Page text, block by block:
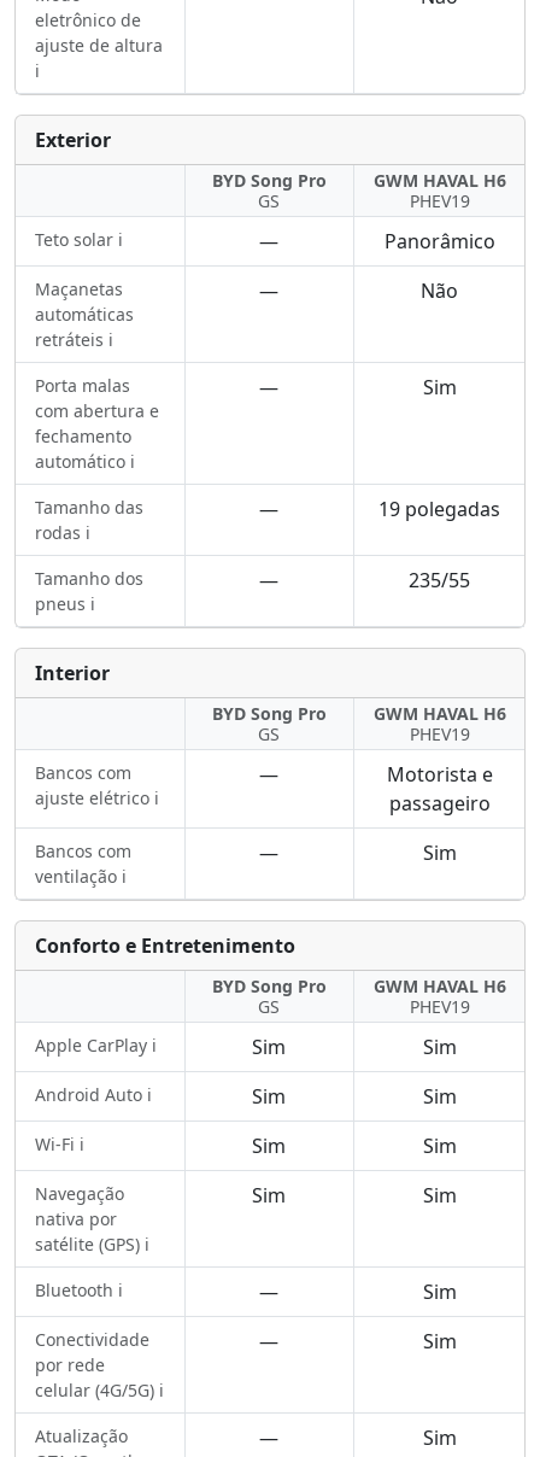
eletrônico de
ajuste de altura
ℹ️
Exterior
BYD Song Pro
GS
GWM HAVAL H6
PHEV19
Teto solar ℹ️
— Panorâmico
Maçanetas
automáticas
retráteis ℹ️
— Não
Porta malas
com abertura e
fechamento
automático ℹ️
— Sim
Tamanho das
rodas ℹ️
— 19 polegadas
Tamanho dos
pneus ℹ️
— 235/55
Interior
BYD Song Pro
GS
GWM HAVAL H6
PHEV19
Bancos com
ajuste elétrico ℹ️
—
Motorista e
passageiro
Bancos com
ventilação ℹ️
— Sim
Conforto e Entretenimento
BYD Song Pro
GS
GWM HAVAL H6
PHEV19
Apple CarPlay ℹ️
Sim Sim
Android Auto ℹ️ Sim Sim
Wi-Fi ℹ️ Sim Sim
Navegação
nativa por
satélite (GPS) ℹ️
Sim Sim
Bluetooth ℹ️ — Sim
Conectividade
por rede
celular (4G/5G) ℹ️
— Sim
Atualização
— Sim